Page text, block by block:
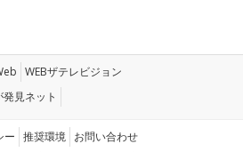
WEBザテレビジョン
見ネット
ー 推奨環境 お問い合わせ